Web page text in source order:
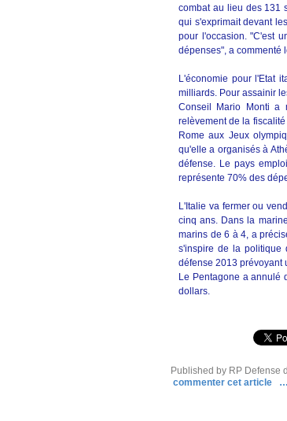
combat au lieu des 131
qui s'exprimait devant
pour l'occasion. "C'est
dépenses", a commenté
L'économie pour l'Etat
milliards. Pour assainir
Conseil Mario Monti
relèvement de la
Rome aux Jeux
qu'elle a organisés à
défense. Le pays
représente 70% des
L'Italie va fermer ou
cinq ans. Dans la
marins de 6 à 4, a
s'inspire de la politique
défense 2013 prévoyant
Le Pentagone a annulé
dollars.
Published by RP Defense
commenter cet article
…